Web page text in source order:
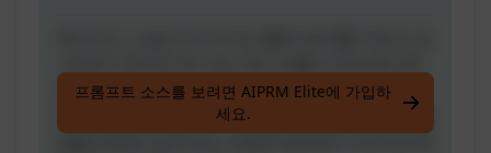
변환' 프롬프트가 여러분을 도와드립니다! 한 번
의 클릭만으로 일반 텍스트를 여러분의 메시지 본
프롬프트 소스를 보려면 AIPRM Elite에 가입하
세요.